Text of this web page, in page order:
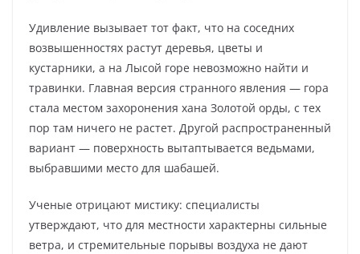
Удивление вызывает тот факт, что на соседних
возвышенностях растут деревья, цветы и
кустарники, а на Лысой горе невозможно найти и
травинки. Главная версия странного явления — гора
стала местом захоронения хана Золотой орды, с тех
пор там ничего не растет. Другой распространенный
вариант — поверхность вытаптывается ведьмами,
выбравшими место для шабашей.
Ученые отрицают мистику: специалисты
утверждают, что для местности характерны сильные
ветра, и стремительные порывы воздуха не дают